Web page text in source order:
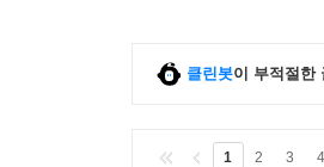
클린봇이 부적절한
1 2 3 4